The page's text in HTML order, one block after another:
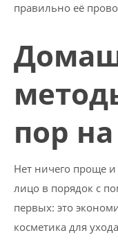
правильно её
пор
Нет ничего проще
лицо в порядок с
первых: это
косметика для